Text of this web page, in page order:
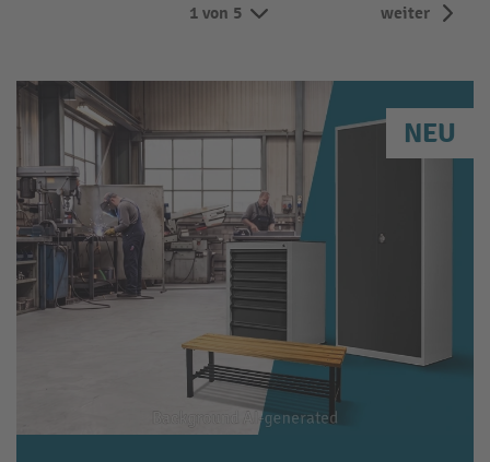
1 von 5 weiter
NEU